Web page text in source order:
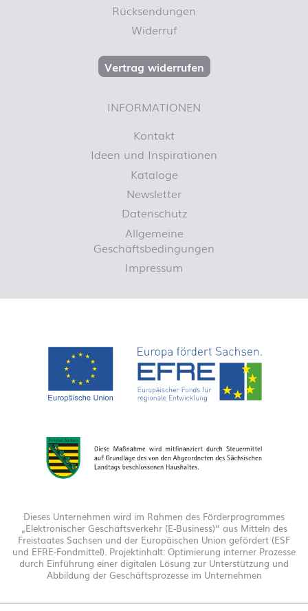
Rücksendungen
Widerruf
Vertrag widerrufen
INFORMATIONEN
Kontakt
Ideen und Inspirationen
Kataloge
Newsletter
Datenschutz
Allgemeine
Geschäftsbedingungen
Impressum
Dieses Unternehmen wird im Rahmen des Förderprogrammes
„Elektronischer Geschäftsverkehr (E-Business)“ aus Mitteln des
Freistaates Sachsen und der Europäischen Union gefördert (ESF
und EFRE-Fondmittel). Projektinhalt: Optimierung interner Prozesse
durch Einführung einer digitalen Lösung zur Unterstützung und
Abbildung der Geschäftsprozesse im Unternehmen